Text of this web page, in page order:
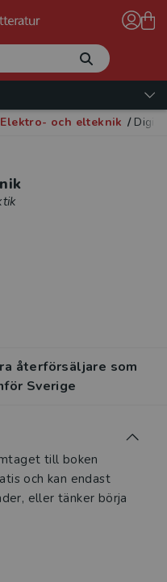
Elektro- och elteknik /
återförsäljare som
Sverige
till boken
och kan endast
eller tänker börja